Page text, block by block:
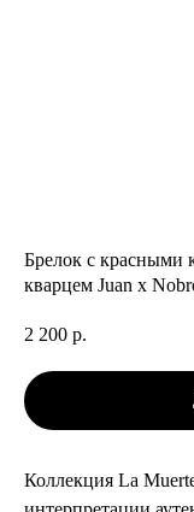
Брелок с красными
кварцем Juan x
2 200 р.
Коллекция La